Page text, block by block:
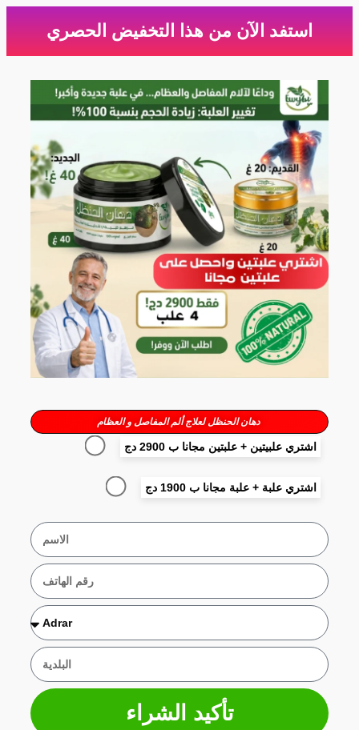
استفد الآن من هذا التخفيض الحصري
دهان الحنظل لعلاج ألم المفاصل و العظام
اشتري علبيتين + علبتين مجانا ب 2900 دج
اشتري علبة + علبة مجانا ب 1900 دج
تأكيد الشراء